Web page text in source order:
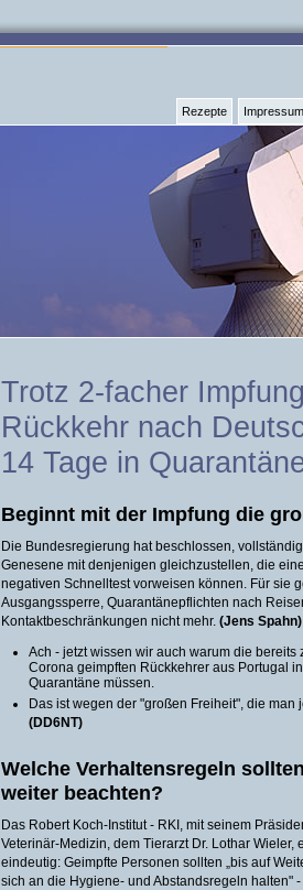
Rezepte Impressum
Trotz 2-facher
Rückkehr nach
14 Tage in
Beginnt mit der Impfung die
Die Bundesregierung hat beschlossen,
Genesene mit denjenigen gleichzustellen, die
negativen Schnelltest vorweisen können. Für sie
Ausgangssperre, Quarantänepflichten nach
Kontaktbeschränkungen nicht mehr. (Jens Spahn)
Ach - jetzt wissen wir auch warum die bereits
Corona geimpften Rückkehrer aus Portugal
Quarantäne müssen.
Das ist wegen der "großen Freiheit", die man
(DD6NT)
Welche Verhaltensregeln
weiter beachten?
Das Robert Koch-Institut - RKI, mit seinem
Veterinär-Medizin, dem Tierarzt Dr. Lothar Wieler,
eindeutig: Geimpfte Personen sollten „bis auf
sich an die Hygiene- und Abstandsregeln halten"